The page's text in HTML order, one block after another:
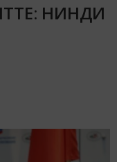
НИНДИ